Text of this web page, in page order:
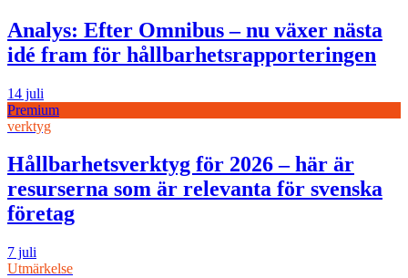
Analys: Efter Omnibus – nu växer nästa
idé fram för hållbarhetsrapporteringen
14 juli
Premium
verktyg
Hållbarhetsverktyg för 2026 – här är
resurserna som är relevanta för svenska
företag
7 juli
Utmärkelse